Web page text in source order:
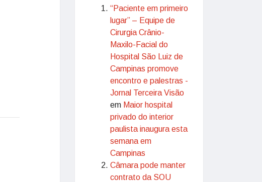
“Paciente em primeiro
lugar” – Equipe de
Cirurgia Crânio-
Maxilo-Facial do
Hospital São Luiz de
Campinas promove
encontro e palestras -
Jornal Terceira Visão
em Maior hospital
privado do interior
paulista inaugura esta
semana em
Campinas
Câmara pode manter
contrato da SOU